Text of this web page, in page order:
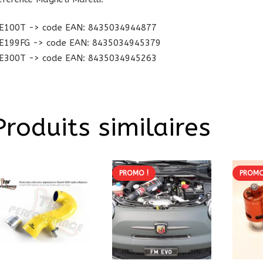
-> code EAN: 8435034944877
-> code EAN: 8435034945379
-> code EAN: 8435034945263
similaires
PROMO !